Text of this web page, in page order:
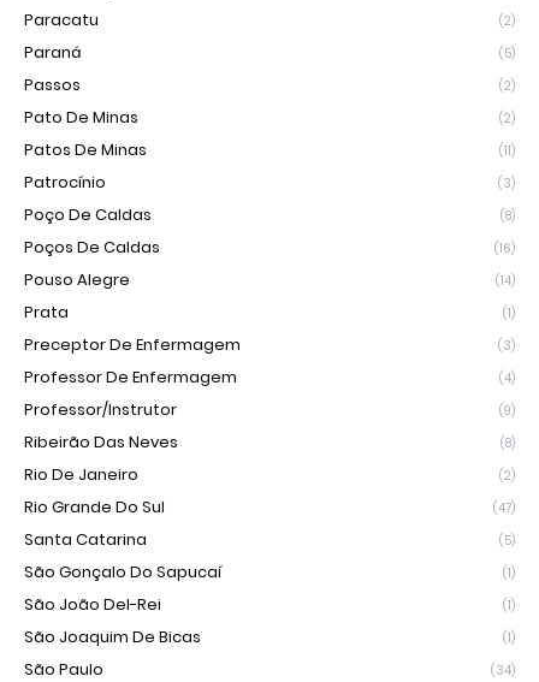
Paracatu (2)
Paraná (5)
Passos (2)
Pato De Minas (2)
Patos De Minas (11)
Patrocínio (3)
Poço De Caldas (8)
Poços De Caldas (16)
Pouso Alegre (14)
Prata (1)
Preceptor De Enfermagem (3)
Professor De Enfermagem (4)
Professor/Instrutor (9)
Ribeirão Das Neves (8)
Rio De Janeiro (2)
Rio Grande Do Sul (47)
Santa Catarina (5)
São Gonçalo Do Sapucaí (1)
São João Del-Rei (1)
São Joaquim De Bicas (1)
São Paulo (34)